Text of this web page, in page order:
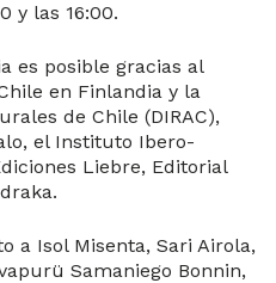
y las 16:00.
es posible gracias al
en Finlandia y la
de Chile (DIRAC),
el Instituto Ibero-
Liebre, Editorial
a Isol Misenta, Sari Airola,
Samaniego Bonnin,